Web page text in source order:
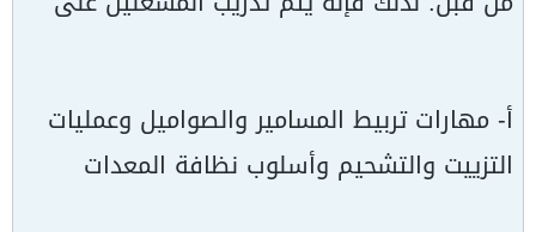
أ- مهارات تربيط المسامير والصواميل وعمليات
التزييت والتشحيم وأسلوب نظافة المعدات